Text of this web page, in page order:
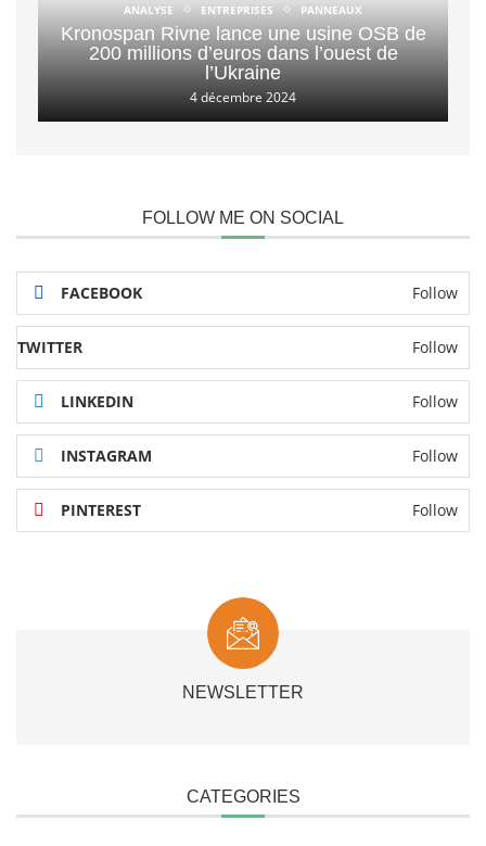
ANALYSE ENTREPRISES PANNEAUX
Kronospan Rivne lance une usine OSB de
200 millions d’euros dans l’ouest de
l’Ukraine
4 décembre 2024
FOLLOW ME ON SOCIAL
FACEBOOK Follow
TWITTER Follow
LINKEDIN Follow
INSTAGRAM Follow
PINTEREST Follow
NEWSLETTER
CATEGORIES